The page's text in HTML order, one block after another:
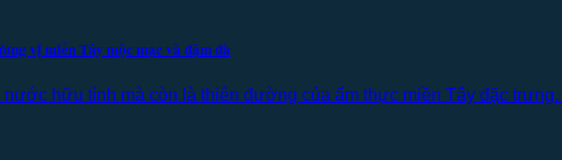
vị miền Tây mộc mạc và đậm đà
hữu tình mà còn là thiên đường của ẩm thực miền Tây đặc